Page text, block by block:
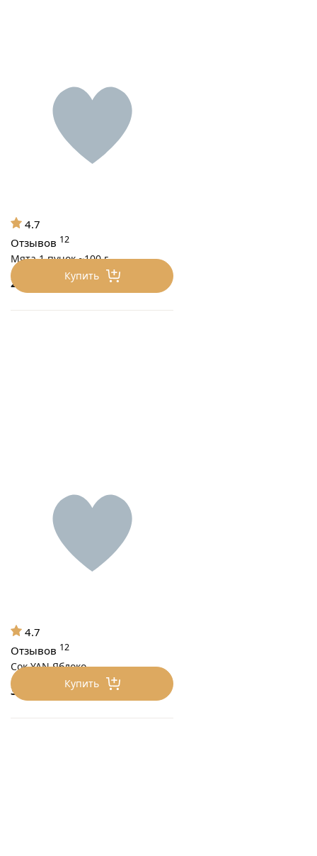
Купить
200 ₽/0.1 шт
Мята 1 пучок ~100 г
4.7
Отзывов 12
Купить
375
Сок YAN Яблоко
4.7
Отзывов 12